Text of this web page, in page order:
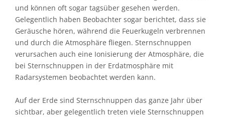
und können oft sogar tagsüber gesehen werden.
Gelegentlich haben Beobachter sogar berichtet, dass sie
Geräusche hören, während die Feuerkugeln verbrennen
und durch die Atmosphäre fliegen. Sternschnuppen
verursachen auch eine Ionisierung der Atmosphäre, die
bei Sternschnuppen in der Erdatmosphäre mit
Radarsystemen beobachtet werden kann.
Auf der Erde sind Sternschnuppen das ganze Jahr über
sichtbar, aber gelegentlich treten viele Sternschnuppen